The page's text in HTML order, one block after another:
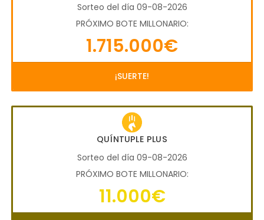
Sorteo del día 09-08-2026
PRÓXIMO BOTE MILLONARIO:
1.715.000€
¡SUERTE!
QUÍNTUPLE PLUS
Sorteo del día 09-08-2026
PRÓXIMO BOTE MILLONARIO:
11.000€